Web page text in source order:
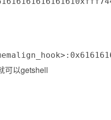
> :
可以getshell